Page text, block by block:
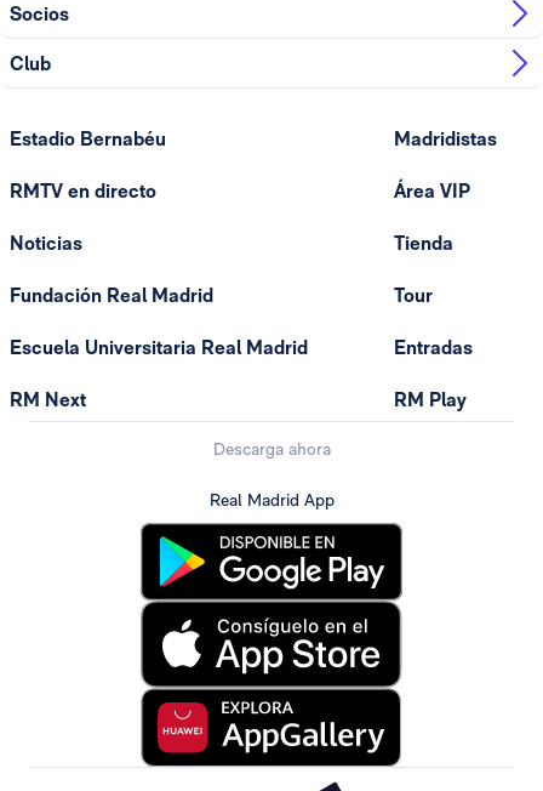
Socios
Club
Estadio Bernabéu
RMTV en directo
Noticias
Fundación Real Madrid
Escuela Universitaria Real Madrid
RM Next
Madridistas
Área VIP
Tienda
Tour
Entradas
RM Play
Descarga ahora
Real Madrid App